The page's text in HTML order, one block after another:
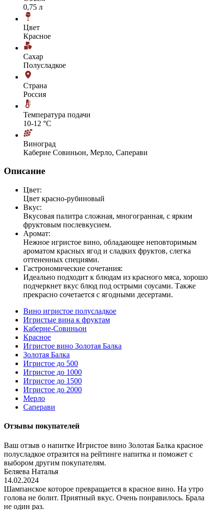
0,75 л
Цвет
Красное
Сахар
Полусладкое
Страна
Россия
Температура подачи
10-12 °С
Виноград
Каберне Совиньон, Мерло, Саперави
Описание
Цвет:
Цвет красно-рубиновый
Вкус:
Вкусовая палитра сложная, многогранная, с ярким
фруктовым послевкусием.
Аромат:
Нежное игристое вино, обладающее неповторимым
ароматом красных ягод и сладких фруктов, слегка
оттененных специями.
Гастрономические сочетания:
Идеально подходит к блюдам из красного мяса, хорошо
подчеркнет вкус блюд под острыми соусами. Также
прекрасно сочетается с ягодными десертами.
Вино игристое полусладкое
Игристые вина к фруктам
Каберне-Совиньон
Красное
Игристое вино Золотая Балка
Золотая Балка
Игристое до 500
Игристое до 1000
Игристое до 1500
Игристое до 2000
Мерло
Саперави
Отзывы покупателей
Ваш отзыв о напитке Игристое вино Золотая Балка красное
полусладкое отразится на рейтинге напитка и поможет с
выбором другим покупателям.
Беляева Наталья
14.02.2024
Шампанское которое превращается в красное вино. На утро
голова не болит. Приятный вкус. Очень понравилось. Брала
не один раз.